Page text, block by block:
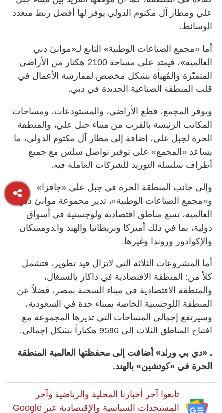
علي ومطار آل مكتوم الدولي يوفر لها أفضل ربط متعدد
الوسائط.
أما «مجمع الصناعات الوطنية» التابع لـ«موانئ دبي
العالمية»، فيمتد على مساحة 2100 هكتار من الأراضي
المتميّزة والمُهيأة بشكل مخصص لممارسة الأعمال في
قلب المنطقة الصناعية الجديدة في دبي.
ويوفر المجمع، قطع الأراضي، والمستودعات، ومساحات
المكاتب الرئيسة بالقرب من ميناء جبل علي، والمنطقة
الحرة لجبل علي، إضافة إلى مطار آل مكتوم الدولي، ما
يساعد «المجمع» على توفير تواصل سلس مع جميع
أطراف سلسلة التوريد للشركات العاملة فيه.
وإلى جانب المنطقة الحرة في جبل علي «جافزا»
و«مجمع الصناعات الوطنية»، تدير مجموعة موانئ دبي
العالمية، تسع مناطق اقتصادية ولوجستية في أسواق
دولية، بما في ذلك أميركا وبريطانيا والهند والدومينيكان
والإكوادور وروندا وغيرها.
أما المشروعات الثلاثة التي لاتزال قيد تطوير، فتشمل
كلاً من: المنطقة الاقتصادية في داكار بالسنغال،
والمنطقة الاقتصادية في ميناء السخنة بمصر، فضلاً عن
المنطقة اللوجستية الخاصة بميناء جدة في السعودية،
وسيرتفع إجمالي المساحات التي تديرها المجموعة مع
افتتاح المناطق الثلاث إلى 9596 هكتاراً بشكل إجمالي.
. «دي بي ورلد» أضافت إلى محفظتها العالمية المنطقة
الحرة في «كوتشين» بالهند.
تابعوا آخر أخبارنا المحلية والرياضية وآخر
المستجدات السياسية والإقتصادية عبر Google